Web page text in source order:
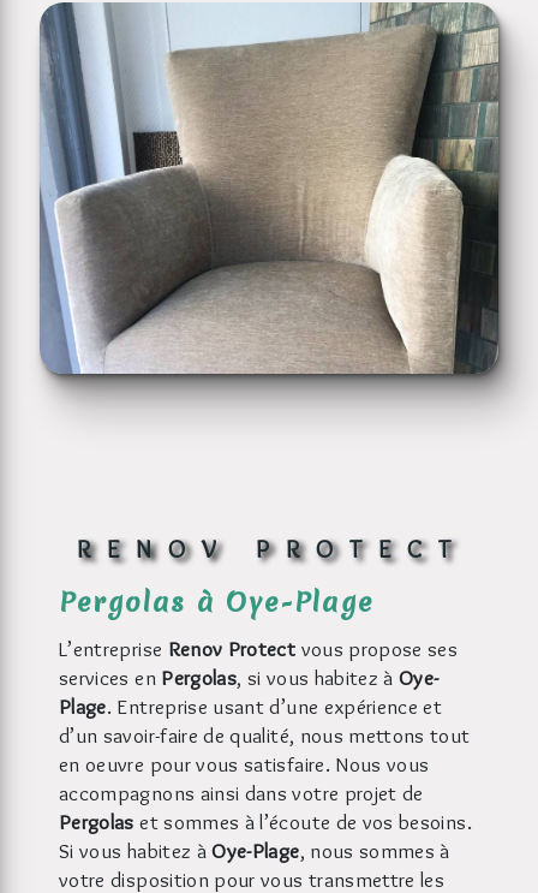
RENOV PROTECT
Pergolas à Oye-Plage
L’entreprise Renov Protect vous propose ses
services en Pergolas, si vous habitez àOye-
Plage. Entreprise usant d’une expérience et
d’un savoir-faire de qualité, nous mettons tout
en oeuvre pour vous satisfaire. Nous vous
accompagnons ainsi dans votre projet de
Pergolas et sommes à l’écoute de vos besoins.
Si vous habitez àOye-Plage, nous sommes à
votre disposition pour vous transmettre les